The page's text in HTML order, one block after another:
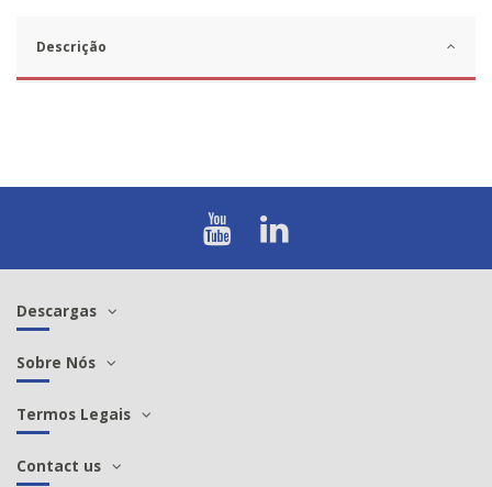
Descrição
Descargas
Sobre Nós
Termos Legais
Contact us